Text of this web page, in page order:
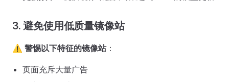
3. 避免使用低质量镜像站
⚠️ 警惕以下特征的镜像站：
页面充斥大量广告